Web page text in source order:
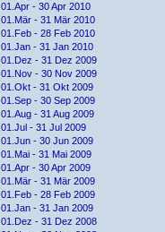
01.Apr - 30 Apr 2010
01.Mär - 31 Mär 2010
01.Feb - 28 Feb 2010
01.Jan - 31 Jan 2010
01.Dez - 31 Dez 2009
01.Nov - 30 Nov 2009
01.Okt - 31 Okt 2009
01.Sep - 30 Sep 2009
01.Aug - 31 Aug 2009
01.Jul - 31 Jul 2009
01.Jun - 30 Jun 2009
01.Mai - 31 Mai 2009
01.Apr - 30 Apr 2009
01.Mär - 31 Mär 2009
01.Feb - 28 Feb 2009
01.Jan - 31 Jan 2009
01.Dez - 31 Dez 2008